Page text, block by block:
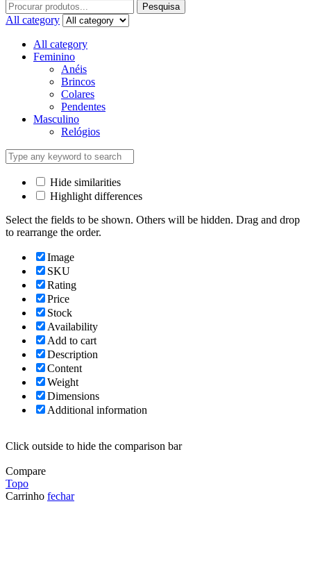
Pesquisa
All category
All category
Feminino
Anéis
Brincos
Colares
Pendentes
Masculino
Relógios
Hide similarities
Highlight differences
Select the fields to be shown. Others will be hidden. Drag and drop
to rearrange the order.
Image
SKU
Rating
Price
Stock
Availability
Add to cart
Description
Content
Weight
Dimensions
Additional information
Click outside to hide the comparison bar
Compare
Topo
Carrinho fechar